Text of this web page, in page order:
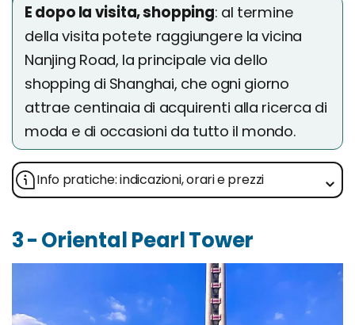
E dopo la visita, shopping: al termine
della visita potete raggiungere la vicina
Nanjing Road, la principale via dello
shopping di Shanghai, che ogni giorno
attrae centinaia di acquirenti alla ricerca di
moda e di occasioni da tutto il mondo.
Info pratiche: indicazioni, orari e prezzi
3 - Oriental Pearl Tower